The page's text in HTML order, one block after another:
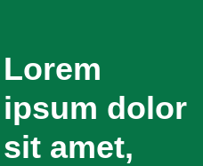
Lorem
ipsum dolor
sit amet,